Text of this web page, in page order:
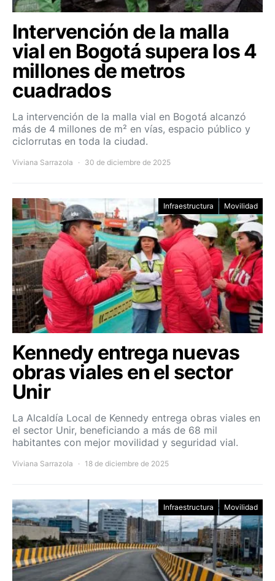
Intervención de la malla
vial en Bogotá supera los 4
millones de metros
cuadrados
La intervención de la malla vial en Bogotá alcanzó
más de 4 millones de m² en vías, espacio público y
ciclorrutas en toda la ciudad.
Viviana Sarrazola 30 de diciembre de 2025
Infraestructura Movilidad
Kennedy entrega nuevas
obras viales en el sector
Unir
La Alcaldía Local de Kennedy entrega obras viales en
el sector Unir, beneficiando a más de 68 mil
habitantes con mejor movilidad y seguridad vial.
Viviana Sarrazola 18 de diciembre de 2025
Infraestructura Movilidad